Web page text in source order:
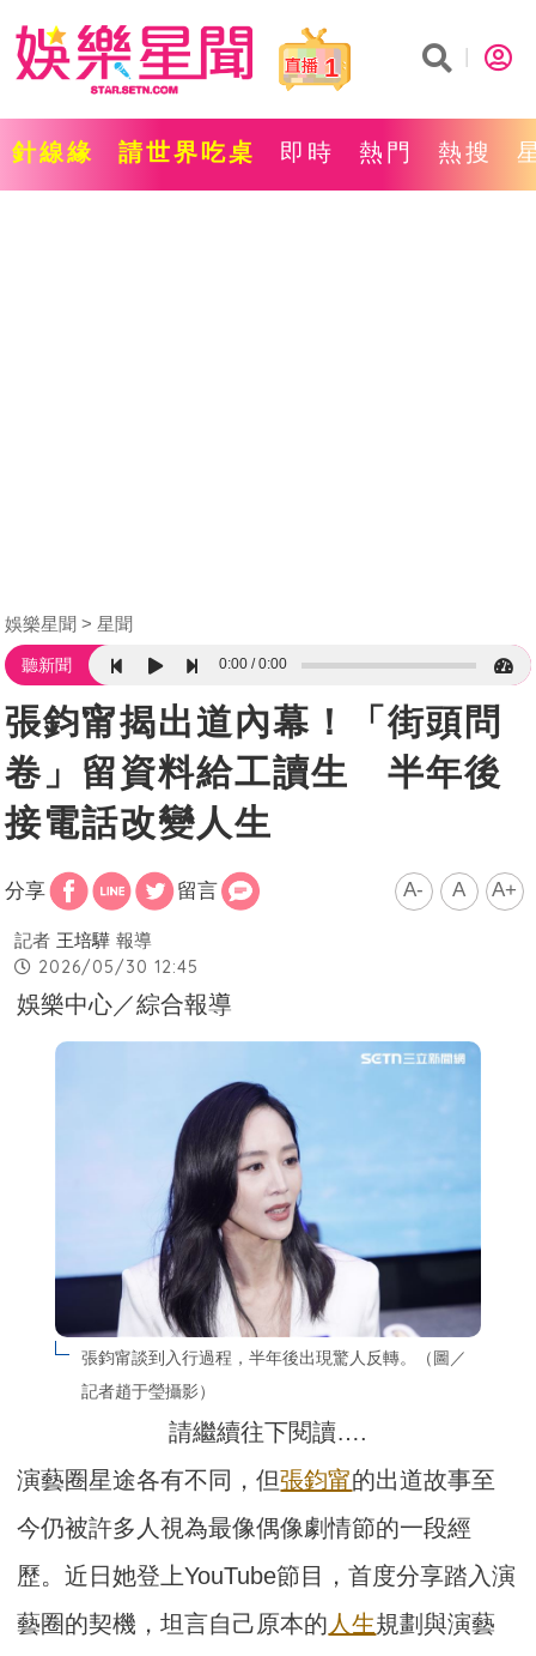
1
針線緣 請世界吃桌 即時 熱門 熱搜
娛樂星聞 星聞
聽新聞 0:00 0:00
張鈞甯揭出道內幕！「街頭問
卷」留資料給工讀生 半年後
接電話改變人生
分享 留言 A- A A+
記者 王培驊 報導
2026/05/30 12:45
娛樂中心／綜合報導
張鈞甯談到入行過程，半年後出現驚人反轉。（圖／
記者趙于瑩攝影）
請繼續往下閱讀….
演藝圈星途各有不同，但張鈞甯的出道故事至
今仍被許多人視為最像偶像劇情節的一段經
歷。近日她登上YouTube節目，首度分享踏入演
藝圈的契機，坦言自己原本的 人生規劃與演藝